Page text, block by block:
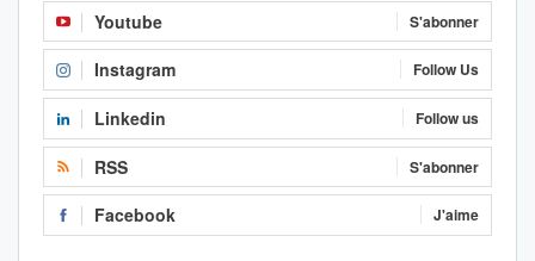
Youtube S'abonner
Instagram Follow Us
Linkedin Follow us
RSS S'abonner
Facebook J'aime